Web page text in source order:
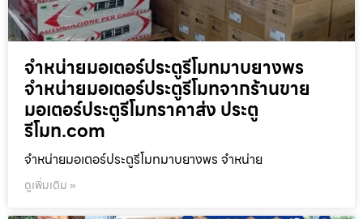
จำหน่ายมอเตอร์ประตูรีโมทมาบยางพร
จำหน่ายมอเตอร์ประตูรีโมทจากร้านขาย
มอเตอร์ประตูรีโมทราคาส่ง ประตู
รีโมท.com
จำหน่ายมอเตอร์ประตูรีโมทมาบยางพร จำหน่าย
ดูเพิ่มเติม »